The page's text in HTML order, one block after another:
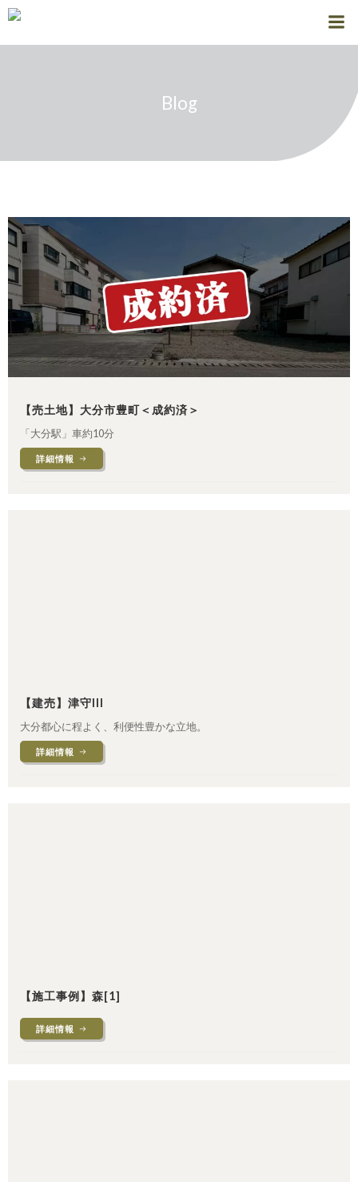
テ
へ
ッ
Blog
【売土地】大分市豊町＜成約済＞
「大分駅」車約10分
詳細情報
【建売】津守III
大分都心に程よく、利便性豊かな立地。
詳細情報
【施工事例】森[1]
詳細情報